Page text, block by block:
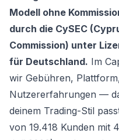
Modell ohne
durch die CySEC
Commission) unter
für Deutschland. Im
wir Gebühren,
Nutzererfahrungen —
deinem Trading-Stil
von 19.418 Kunden mit